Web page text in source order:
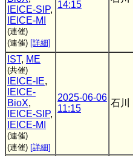
IEICE-SIP,
IEICE-MI
(連催)
(連催) [詳細]
14:15
IST, ME
(共催)
IEICE-IE,
IEICE-
BioX,
IEICE-SIP,
IEICE-MI
(連催)
(連催) [詳細]
2025-06-06
11:15
石川